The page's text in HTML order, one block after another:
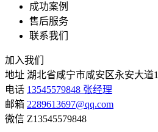
成功案例
售后服务
联系我们
加入我们
地址 湖北省咸宁市咸安区永安大道
电话 13545579848 张经理
邮箱 2289613697@qq.com
微信 Z13545579848